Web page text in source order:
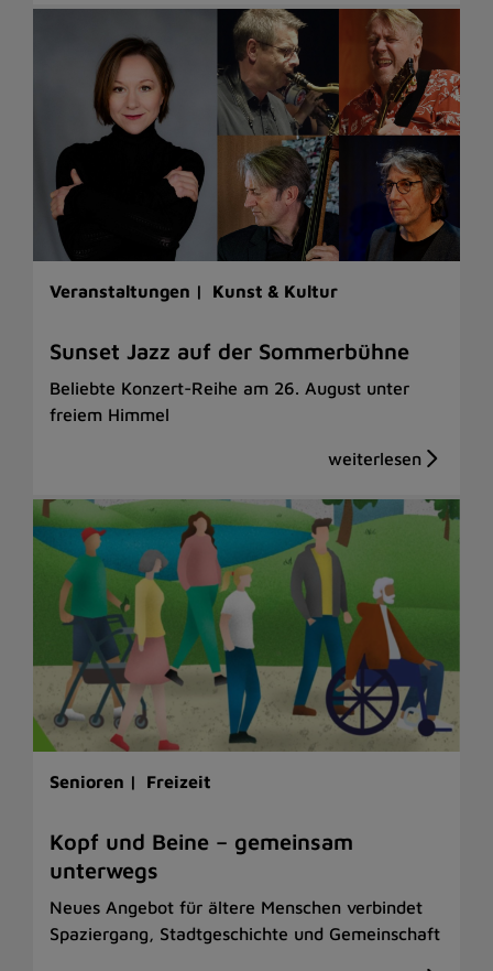
Veranstaltungen | Kunst & Kultur
Sunset Jazz auf der Sommerbühne
Beliebte Konzert-Reihe am 26. August unter
freiem Himmel
Senioren | Freizeit
Kopf und Beine – gemeinsam
unterwegs
Neues Angebot für ältere Menschen verbindet
Spaziergang, Stadtgeschichte und Gemeinschaft